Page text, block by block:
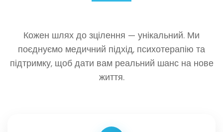
Кожен шлях до зцілення — унікальний. Ми
поєднуємо медичний підхід, психотерапію та
підтримку, щоб дати вам реальний шанс на нове
життя.